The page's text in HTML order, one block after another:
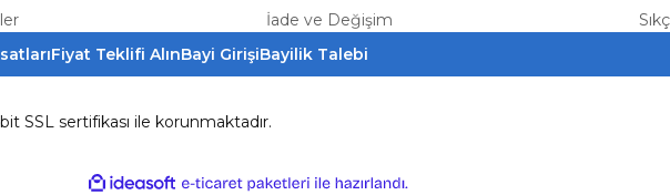
İade ve Değişim
Fiyat Teklifi AlınBayi GirişiBayilik Talebi
SSL sertifikası ile korunmaktadır.
ideasoft e-